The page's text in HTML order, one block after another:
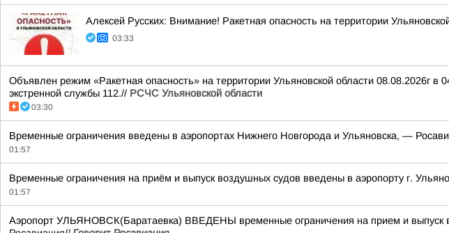
Алексей Русских: Внимание! Ракетная опасность на территории
03:33
Объявлен режим «Ракетная опасность» на территории Ульяновской области
экстренной службы 112.// РСЧС Ульяновской области
03:30
Временные ограничения введены в аэропортах Нижнего Новгорода и Ульяновска, —
01:57
Временные ограничения на приём и выпуск воздушных судов введены в аэропорту г.
01:57
Аэропорт УЛЬЯНОВСК(Баратаевка) ВВЕДЕНЫ временные ограничения на прием и выпуск